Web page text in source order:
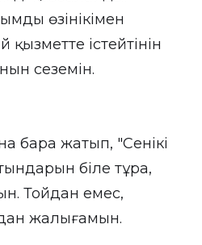
өзінікімен
істейтінін
сеземін.
бара жатып, "Сенікі
біле тұра,
Тойдан емес,
жалығамын.